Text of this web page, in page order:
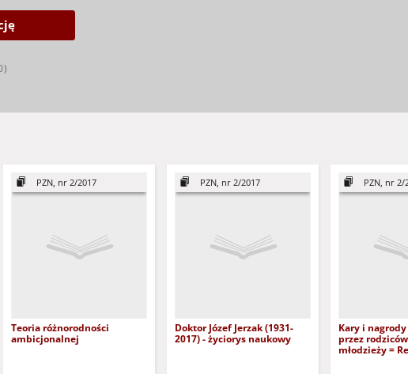
1420
PZN, nr 2/2017
Teoria różnorodności
ambicjonalnej
PZN, nr 2/2017
Doktor Józef Jerzak (1931-
2017) - życiorys naukowy
PZN, nr 2/
Kary i
przez
młodzieży =